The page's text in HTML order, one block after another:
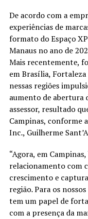
De acordo com a
experiências de
formato do Espaço
Manaus no ano de
Mais recentemente,
em Brasília, Fortaleza
nessas regiões
aumento de abertura
assessor, resultado
Campinas, conforme
Inc., Guilherme
“Agora, em
relacionamento com
crescimento e
região. Para os
tem um papel de
com a presença da